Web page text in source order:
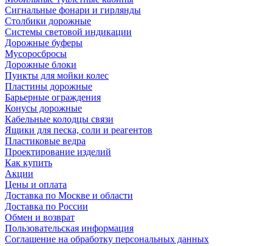
Сигнальные фонари и гирлянды
Столбики дорожные
Системы световой индикации
Дорожные буферы
Мусоросбросы
Дорожные блоки
Пункты для мойки колес
Пластины дорожные
Барьерные ограждения
Конусы дорожные
Кабельные колодцы связи
Ящики для песка, соли и реагентов
Пластиковые ведра
Проектирование изделий
Как купить
Акции
Цены и оплата
Доставка по Москве и области
Доставка по России
Обмен и возврат
Пользовательская информация
Соглашение на обработку персональных данных